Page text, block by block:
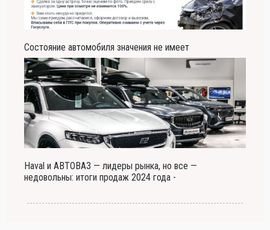
Состояние автомобиля значения не имеет
Haval и АВТОВАЗ — лидеры рынка, но все —
недовольны: итоги продаж 2024 года -